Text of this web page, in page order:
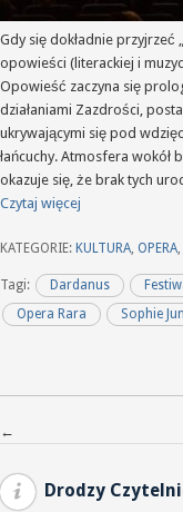
Gdy się dokładnie
opowieści (literackiej i
Opowieść zaczyna się
działaniami Zazdrości,
ukrywającymi się pod
łańcuchy. Atmosfera
okazuje się, że brak tych
Czytaj więcej
KATEGORIE: KULTURA, OPERA,
Tagi: Dardanus
Opera Rara
Sophie
Nawigacja po wpisach
←
Drodzy